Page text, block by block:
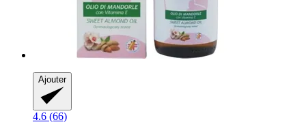
Ajouter
4.6 (66)